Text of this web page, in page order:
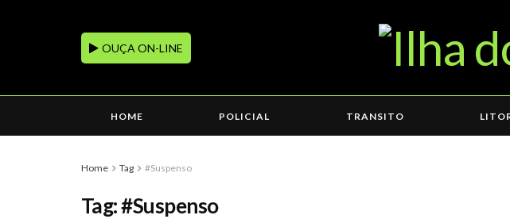
OUÇA ON-LINE
HOME POLICIAL TRANSITO
Home Tag #Suspenso
Tag:#Suspenso